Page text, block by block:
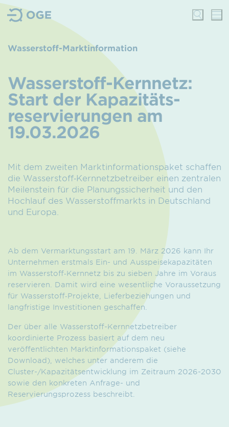
Wasserstoff-Marktinformation
Wasserstoff-Kernnetz:
Start der Kapazitäts­
reservierungen am
19.03.2026
Mit dem zweiten Marktinformationspaket schaffen
die Wasserstoff‑Kernnetzbetreiber einen zentralen
Meilenstein für die Planungssicherheit und den
Hochlauf des Wasserstoffmarkts in Deutschland
und Europa.
Ab dem Vermarktungsstart am 19. März 2026 kann Ihr
Unternehmen erstmals Ein- und Ausspeisekapazitäten
im Wasserstoff‑Kernnetz bis zu sieben Jahre im Voraus
reservieren. Damit wird eine wesentliche Voraussetzung
für Wasserstoff‑Projekte, Lieferbeziehungen und
langfristige Investitionen geschaffen.
Der über alle Wasserstoff-Kernnetzbetreiber
koordinierte Prozess basiert auf dem neu
veröffentlichten Marktinformationspaket (siehe
Download), welches unter anderem die
Cluster-/Kapazitätsentwicklung im Zeitraum 2026-2030
sowie den konkreten Anfrage- und
Reservierungsprozess beschreibt.